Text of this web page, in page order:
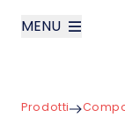
MENU
Prodotti